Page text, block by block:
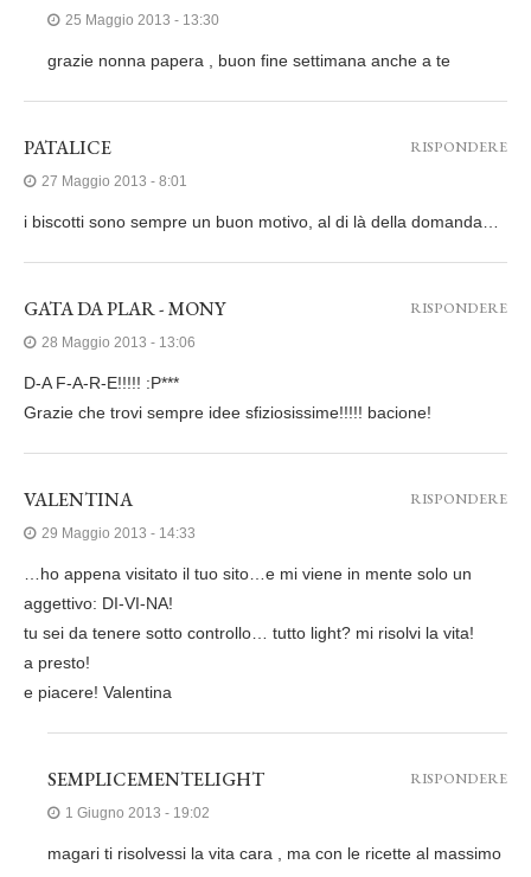
25 Maggio 2013 - 13:30
grazie nonna papera , buon fine settimana anche a te
PATALICE
27 Maggio 2013 - 8:01
i biscotti sono sempre un buon motivo, al di là della domanda…
RISPONDERE
GATA DA PLAR - MONY
28 Maggio 2013 - 13:06
D-A F-A-R-E!!!!! :P***
Grazie che trovi sempre idee sfiziosissime!!!!! bacione!
RISPONDERE
VALENTINA
29 Maggio 2013 - 14:33
…ho appena visitato il tuo sito…e mi viene in mente solo un
aggettivo: DI-VI-NA!
tu sei da tenere sotto controllo… tutto light? mi risolvi la vita!
a presto!
e piacere! Valentina
RISPONDERE
SEMPLICEMENTELIGHT
1 Giugno 2013 - 19:02
magari ti risolvessi la vita cara , ma con le ricette al massimo
RISPONDERE